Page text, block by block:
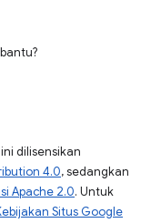
dilisensikan
4.0, sedangkan
Apache 2.0. Untuk
Situs Google